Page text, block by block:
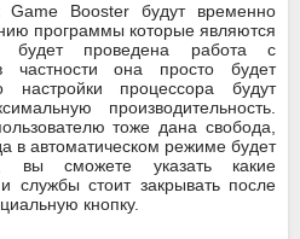
Game Booster будут временно
программы которые являются
будет проведена работа с
частности она просто будет
процессора будут
производительность.
тоже дана свобода,
в автоматическом режиме будет
вы сможете указать какие
службы стоит закрывать после
кнопку.